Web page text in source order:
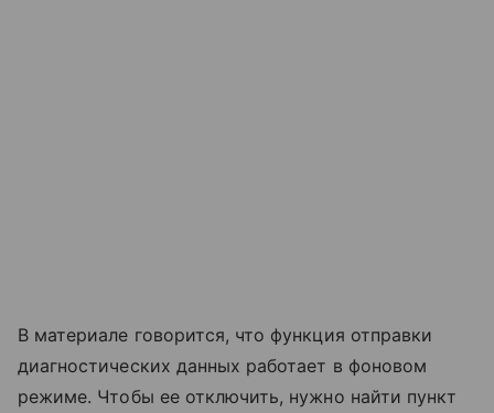
В материале говорится, что функция отправки
диагностических данных работает в фоновом
режиме. Чтобы ее отключить, нужно найти пункт